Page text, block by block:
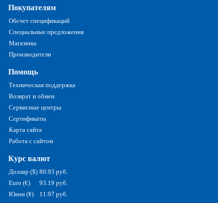
Покупателям
Обсчет спецификаций
Специальные предложения
Магазины
Производители
Помощь
Техническая поддержка
Возврат и обмен
Сервисные центры
Сертификаты
Карта сайта
Работа с сайтом
Курс валют
Доллар ($) 80.93 руб.
Euro (€)
93.19 руб.
Юани (¥)
11.97 руб.